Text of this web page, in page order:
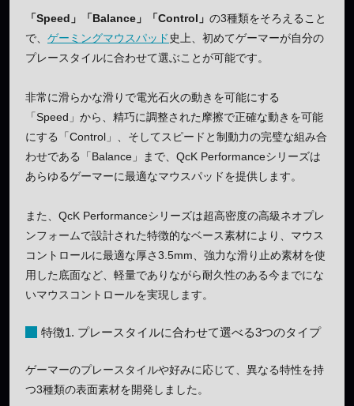
「Speed」「Balance」「Control」 の3種類をそろえること
で、 ゲーミングマウスパッド 史上、初めてゲーマーが自分の
プレースタイルに合わせて選ぶことが可能です。
非常に滑らかな滑りで電光石火の動きを可能にする
「Speed」から、精巧に調整された摩擦で正確な動きを可能
にする「Control」、そしてスピードと制動力の完璧な組み合
わせである「Balance」まで、QcK Performanceシリーズは
あらゆるゲーマーに最適なマウスパッドを提供します。
また、QcK Performanceシリーズは超高密度の高級ネオプレ
ンフォームで設計された特徴的なベース素材により、マウス
コントロールに最適な厚さ3.5mm、強力な滑り止め素材を使
用した底面など、軽量でありながら耐久性のある今までにな
いマウスコントロールを実現します。
特徴1. プレースタイルに合わせて選べる3つのタイプ
ゲーマーのプレースタイルや好みに応じて、異なる特性を持
つ3種類の表面素材を開発しました。